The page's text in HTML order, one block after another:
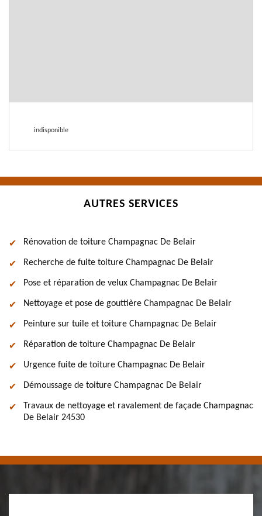
indisponible
AUTRES SERVICES
Rénovation de toiture Champagnac De Belair
Recherche de fuite toiture Champagnac De Belair
Pose et réparation de velux Champagnac De Belair
Nettoyage et pose de gouttière Champagnac De Belair
Peinture sur tuile et toiture Champagnac De Belair
Réparation de toiture Champagnac De Belair
Urgence fuite de toiture Champagnac De Belair
Démoussage de toiture Champagnac De Belair
Travaux de nettoyage et ravalement de façade Champagnac
De Belair 24530